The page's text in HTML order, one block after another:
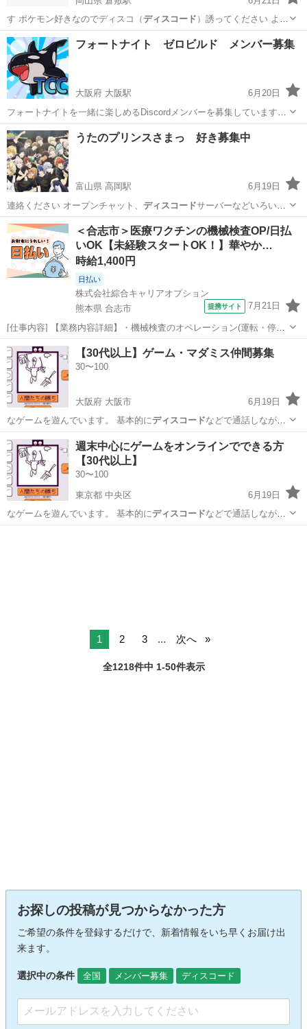
す ポケモン好きなのでディスコ（ディスコード ）誘ってください よろ
しくお願いし…
岡山 倉敷市 倉敷駅 ゲーム/アプリ ポケモン
フォートナイト ゼロビルド メンバー募集
大阪府 大阪駅
6月20日
フォートナイトを一緒に楽しめるDiscordメンバーを募集しています。
また、フォートナイト以外のゲームも幅広く楽しむための姉妹サーバ
ーもございます。 🤝 サーバーの特徴とメンバーの雰囲気 Discordのボ
イスチ...
大阪 大阪市 大阪駅 ゲーム/アプリ
うたのプリンスさまっ 好き募集中
富山県 高岡駅
6月19日
連絡ください オープンチャット、 ディスコードサーバーなどいろいろ
用意できればい…
富山 富山市 高岡駅 アニメ オープンチャット
＜合志市＞医療ワクチンの機械検査OP/日払
いOK【未経験スタートOK！】華やか…
時給1,400円
日払い
株式会社綜合キャリアオプション
熊本県 合志市
提携サイト 7月21日
[仕事内容] 【業務内容詳細】・機械検査のオペレーション(運転・停止
操作)・バイアルの投入作業、 整列作業・不良品の確認作業【取扱製品
情報】医療用ワクチン 。＋お仕事探しはコンシェルスタッフにおまか
せ＋。 あなたのお仕事...
熊本 合志市 工場
【30代以上】ゲーム・マダミス仲間募集
30〜100
大阪府 大阪市
6月19日
なゲームを遊んでいます。 基本的にディスコードなどで通話しながら
のプレイが多いで…
大阪 大阪市 ゲーム/アプリ
週末中心にゲームをオンラインでできる方
【30代以上】
30〜100
東京都 中央区
6月19日
なゲームを遊んでいます。 基本的にディスコードなどで通話しながら
のプレイが多いで…
1 2 3 ... 次へ
全1218件中 1-50件表示
お探しの投稿が見つからなかった方
ご希望の条件を登録するだけで、新着情報をいち早くお届け出
来ます。
選択中の条件 全国 メンバー募集 ディスコード